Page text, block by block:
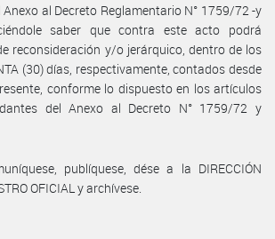
al Decreto Reglamentario N° 1759/72 -y
saber que contra este acto podrá
reconsideración y/o jerárquico, dentro de los
(30) días, respectivamente, contados desde
conforme lo dispuesto en los artículos
del Anexo al Decreto N° 1759/72 y
publíquese, dése a la DIRECCIÓN
OFICIAL y archívese.